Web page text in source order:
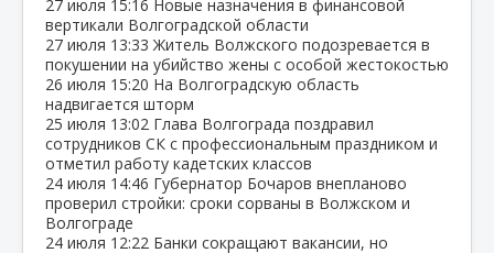
27 июля 15:16 Новые назначения в финансовой
вертикали Волгоградской области
27 июля 13:33 Житель Волжского подозревается в
покушении на убийство жены с особой жестокостью
26 июля 15:20 На Волгоградскую область
надвигается шторм
25 июля 13:02 Глава Волгограда поздравил
сотрудников СК с профессиональным праздником и
отметил работу кадетских классов
24 июля 14:46 Губернатор Бочаров внепланово
проверил стройки: сроки сорваны в Волжском и
Волгограде
24 июля 12:22 Банки сокращают вакансии, но